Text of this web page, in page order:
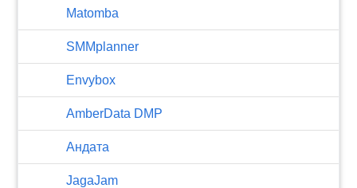
Matomba
SMMplanner
Envybox
AmberData DMP
Андата
JagaJam